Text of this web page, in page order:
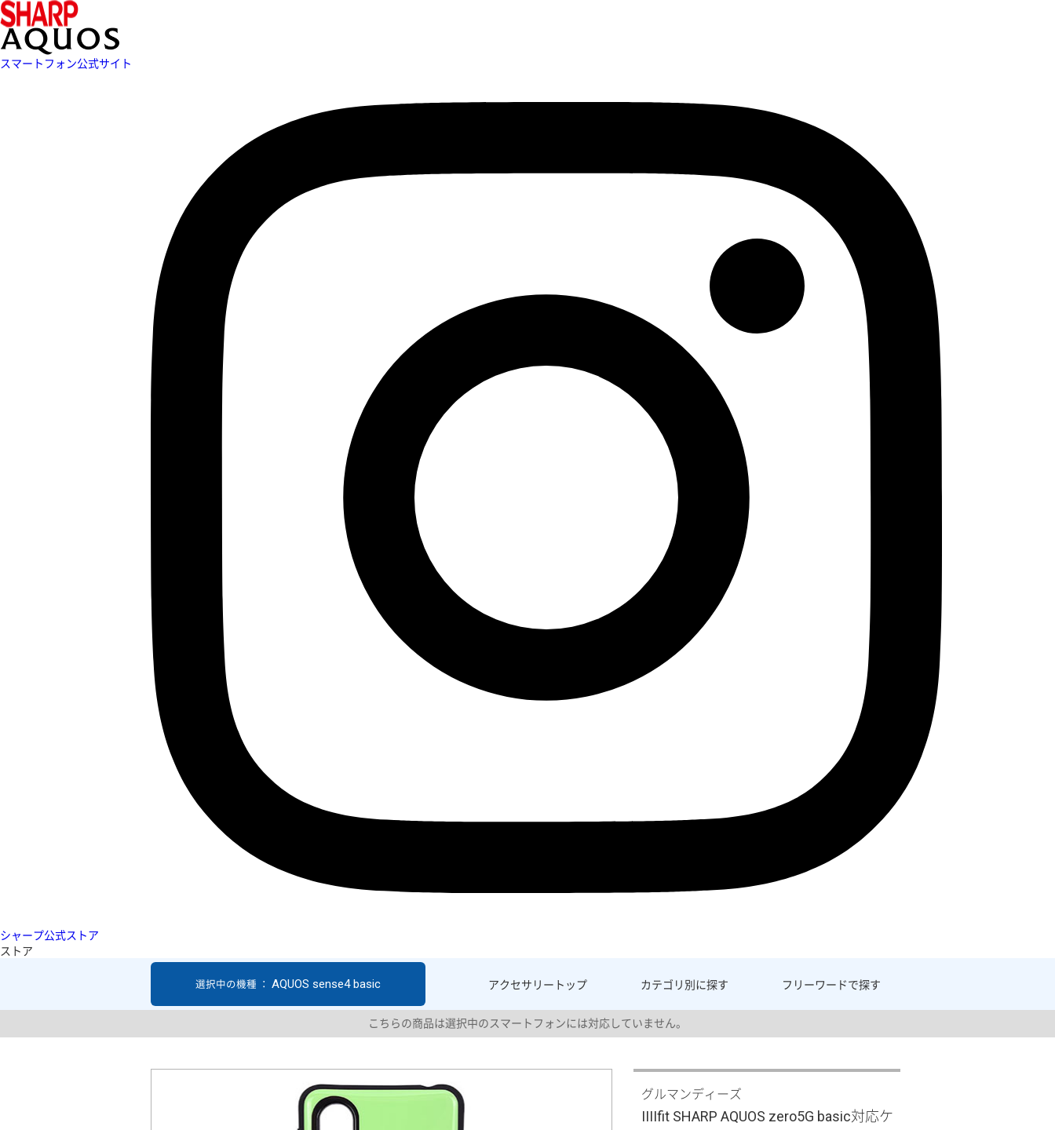
スマートフォン公式サイト
シャープ公式ストア
ストア
アクセサリー トップ カテゴリ別に探す フリーワードで探す
選択中の機種 ： AQUOS sense4 basic
こちらの商品は選択中のスマートフォンには対応していません。
グルマンディーズ
IIIIfit SHARP AQUOS zero5G basic対応ケ